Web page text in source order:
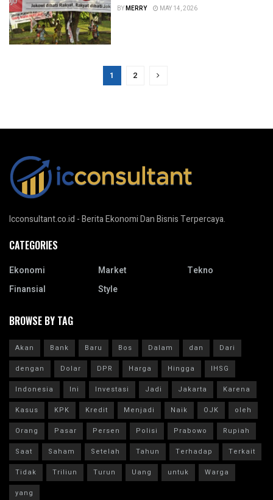
BYMERRY MAY 14, 2026
1 2
Icconsultant.co.id - Berita Ekonomi Dan Bisnis Terpercaya.
CATEGORIES
Ekonomi
Finansial
Market
Style
Tekno
BROWSE BY TAG
Akan Bank Baru Bos Dalam dan
Dari
dengan
Dolar DPR Harga Hingga
IHSG
Indonesia
Ini Investasi Jadi Jakarta
Karena
Kasus
KPK Kredit Menjadi Naik OJK
oleh
Orang
Pasar Persen Polisi Prabowo
Rupiah
Saat
Saham Setelah Tahun Terhadap
Terkait
Tidak
Triliun Turun Uang untuk
Warga
yang